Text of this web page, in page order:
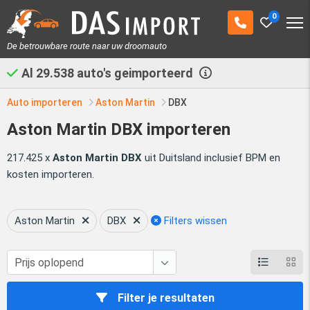
0
De betrouwbare route naar uw droomauto
Al 29.538 auto's geimporteerd
Auto importeren Aston Martin DBX
Aston Martin DBX importeren
217.425 x Aston Martin DBX uit Duitsland inclusief BPM en
kosten importeren.
Aston Martin DBX Filters wissen
Filter je resultaten